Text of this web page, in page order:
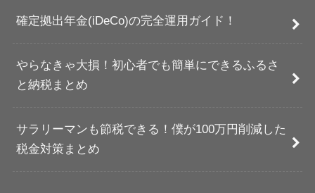
確定拠出年金(iDeCo)の完全運用ガイド！
やらなきゃ大損！初心者でも簡単にできるふるさ
と納税まとめ
サラリーマンも節税できる！僕が100万円削減した
税金対策まとめ